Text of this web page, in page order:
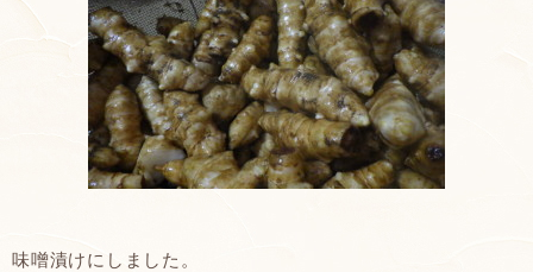
味噌漬けにしました。